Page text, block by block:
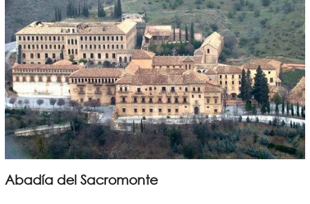
Abadía del Sacromonte